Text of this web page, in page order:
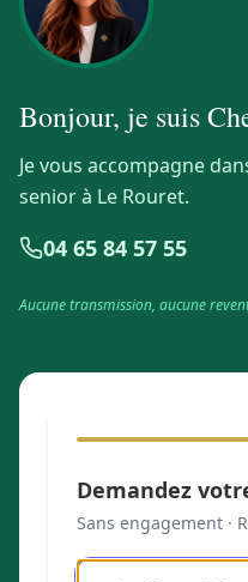
Bonjour, je suis
Je vous accompagne
senior à Le Rouret.
04 65 84 57 55
Aucune transmission, aucune
Demandez
Sans engagement ·